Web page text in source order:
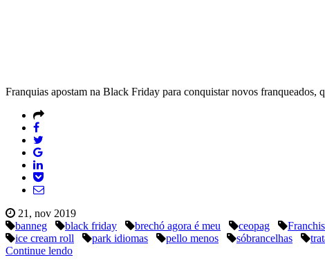
Franquias apostam na Black Friday para conquistar novos franqueados,
21, nov 2019
banneg
black friday brechó agora é meu ceopag
ice cream roll
park idiomas pello menos sóbrancelhas
Continue lendo